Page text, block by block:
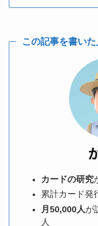
この記事を書いた
カードの研究
累計カード発
月50,000人 が
人